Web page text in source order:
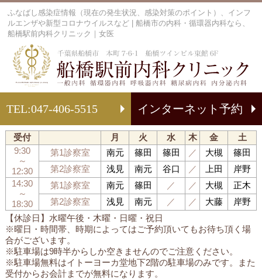
ふなばし感染症情報（現在の発生状況、感染対策のポイント）、インフ
ルエンザや新型コロナウイルスなど | 船橋市の内科・循環器内科なら、
船橋駅前内科クリニック｜女医
TEL:047-406-5515 インターネット予約
【休診日】水曜午後・木曜・日曜・祝日
※曜日・時間帯、時期によってはご予約頂いてもお待ち頂く場
合がございます。
※駐車場は9時半からしか空きませんのでご注意ください。
※駐車場無料はイトーヨーカ堂地下2階の駐車場のみです。また
受付からお会計までが無料になります。
受付 月 火 水 木 金
土
9:30
～
12:30
第1診察室 南元 篠田 篠田 ／ 大槻
篠田
第2診察室
浅見 南元 谷口 ／ 上田
岸野
14:30
～
18:30
第1診察室 南元 篠田 ／ ／ 大槻
正木
第2診察室
浅見 南元 ／ ／ 大藤 岸野